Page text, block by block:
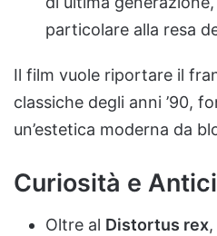
particolare alla resa
Il film vuole riportare il
classiche degli anni ’90,
un’estetica moderna da
Curiosità e
Oltre al Distortus rex